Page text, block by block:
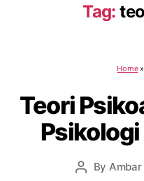
Tag:
Home»
Teori
Post
By Ambar